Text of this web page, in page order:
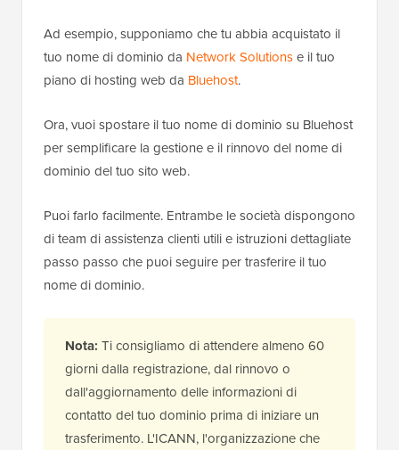
Ad esempio, supponiamo che tu abbia acquistato il
tuo nome di dominio da Network Solutionse il tuo
piano di hosting web da Bluehost.
Ora, vuoi spostare il tuo nome di dominio su Bluehost
per semplificare la gestione e il rinnovo del nome di
dominio del tuo sito web.
Puoi farlo facilmente. Entrambe le società dispongono
di team di assistenza clienti utili e istruzioni dettagliate
passo passo che puoi seguire per trasferire il tuo
nome di dominio.
Nota: Ti consigliamo di attendere almeno 60
giorni dalla registrazione, dal rinnovo o
dall'aggiornamento delle informazioni di
contatto del tuo dominio prima di iniziare un
trasferimento. L'ICANN, l'organizzazione che